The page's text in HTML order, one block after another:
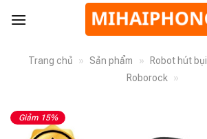
Trang chủ » Sản phẩm » Robot hút bụi
Roborock
»
Giảm 15%